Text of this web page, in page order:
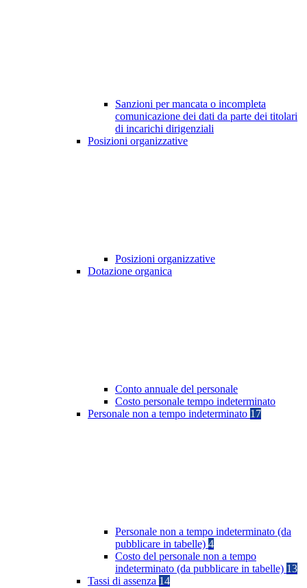
Sanzioni per mancata o incompleta
comunicazione dei dati da parte dei titolari
di incarichi dirigenziali
Posizioni organizzative
Posizioni organizzative
Dotazione organica
Conto annuale del personale
Costo personale tempo indeterminato
Personale non a tempo indeterminato 17
Personale non a tempo indeterminato (da
pubblicare in tabelle) 4
Costo del personale non a tempo
indeterminato (da pubblicare in tabelle) 13
Tassi di assenza 14